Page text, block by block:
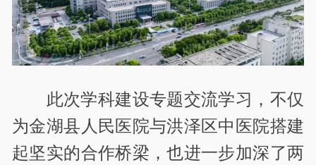
此次学科建设专题交流学习，不仅
为金湖县人民医院与洪泽区中医院搭建
起坚实的合作桥梁，也进一步加深了两